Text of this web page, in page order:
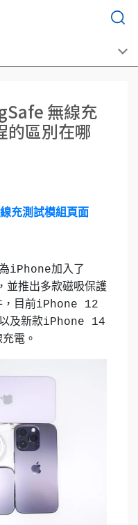
無線充
的區別在哪
充測試模組頁面
iPhone加入了
並推出多款磁吸保護
，目前iPhone 12
及新款iPhone 14
電。